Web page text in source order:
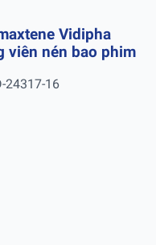
Vidipha
viên nén bao phim
24317-16